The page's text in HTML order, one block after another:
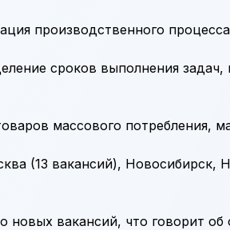
производственного
сроков выполнения
массового потребления,
(13 вакансий), Новосибирск,
новых вакансий, что говорит об